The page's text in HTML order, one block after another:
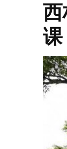
课